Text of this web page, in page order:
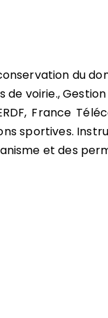
du
de voirie.,
France
sportives.
et des